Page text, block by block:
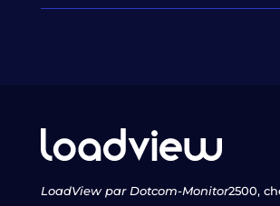
LoadView par Dotcom-Monitor2500,